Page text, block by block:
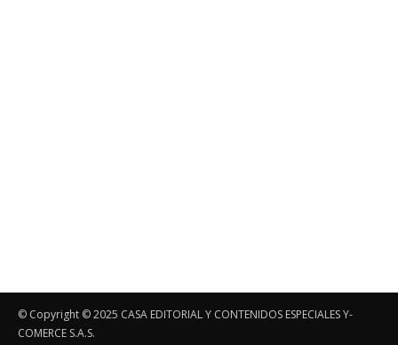
© Copyright ©️ 2025 CASA EDITORIAL Y CONTENIDOS ESPECIALES Y-
COMERCE S.A.S.